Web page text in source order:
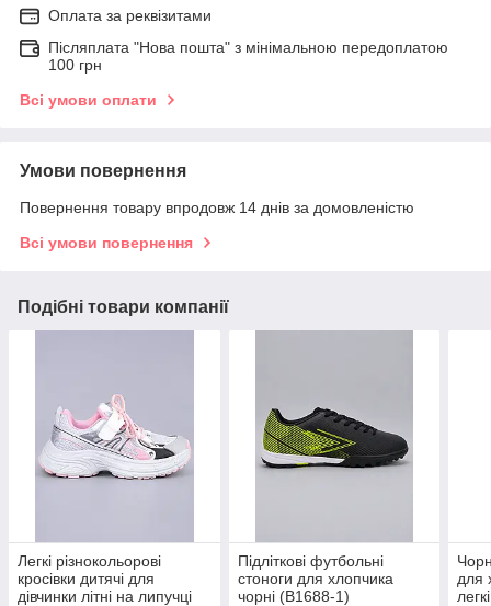
Оплата за реквізитами
Післяплата "Нова пошта" з мінімальною передоплатою
100 грн
Всі умови оплати
Умови повернення
Повернення товару впродовж 14 днів за домовленістю
Всі умови повернення
Подібні товари компанії
Легкі різнокольорові
кросівки дитячі для
дівчинки літні на липучці
Підліткові футбольні
стоноги для хлопчика
чорні (B1688-1)
для